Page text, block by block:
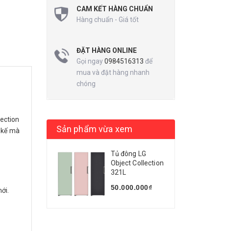
mà
CAM KẾT HÀNG CHUẨN
Hàng chuẩn - Giá tốt
ĐẶT HÀNG ONLINE
Gọi ngay0984516313 để
mua và đặt hàng nhanh
chóng
Sản phẩm vừa xem
Tủ đông LG
Object Collection
321L
50.000.000₫